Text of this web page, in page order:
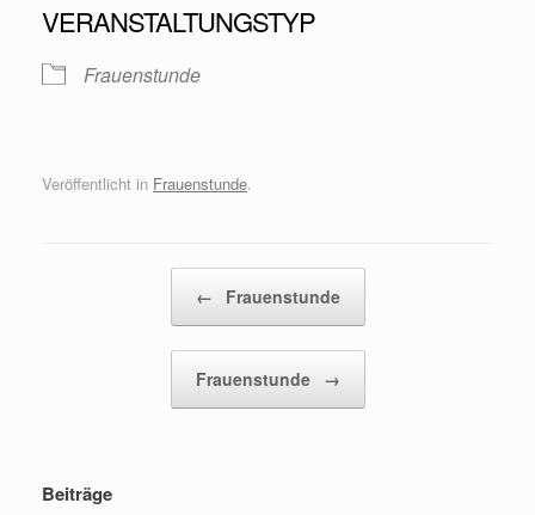
VERANSTALTUNGSTYP
Frauenstunde
Veröffentlicht in Frauenstunde.
← Frauenstunde
Frauenstunde →
Beiträge